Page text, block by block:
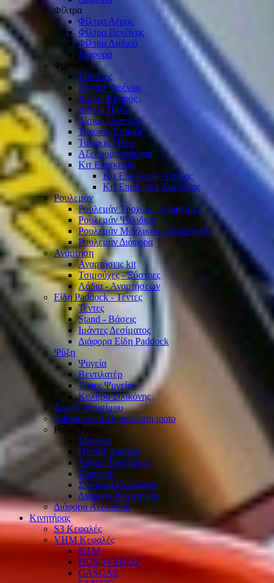
Φίλτρα
Φίλτρα Αέρος
Φίλτρα Βενζίνης
Φίλτρα Λαδιού
Διάφορα
Φρένα
Μανέτες
Πεντάλ Φρένου
Δίσκοι Εμπρός
Δίσκοι Πίσω
Δίσκοι Oversize
Τακάκια Εμπρός
Τακάκια Πίσω
Αξεσουάρ Φρένου
Κιτ Επισκευής
Κιτ Επισκευής Αντλίας
Κιτ Επισκευής Δαγκάνας
Ρουλεμάν
Ρουλεμάν Τροχών - Αποστάτες
Ρουλεμάν Ψαλιδιού
Ρουλεμάν Μοχλικού - Ανάρτησης
Ρουλεμάν Διάφορα
Ανάρτηση
Αναρτήσεις kit
Τσιμούχες - Ξύστρες
Λάδια - Αναρτήσεων
Είδη Paddock - Τέντες
Τέντες
Stand - Βάσεις
Ιμάντες Δεσίματος
Διάφορα Είδη Paddock
Ψύξη
Ψυγεία
Βεντιλατέρ
Τάπες Ψυγείου
Κολάρα Σιλικόνης
Δοχεία Καυσίμου
Καθαριστικά-Περιποίηση moto
PowerParts
Μανέτες
Πεντάλ Φρένου
Λεβιές Ταχυτήτων
Μαρσπιέ
Σύστημα Εκκίνησης
Διάφορα Powerparts
Διάφορα Αξεσουάρ
Κινητήρας
S3 Κεφαλές
VHM Κεφαλές
KTM
HUSQVARNA
GASGAS